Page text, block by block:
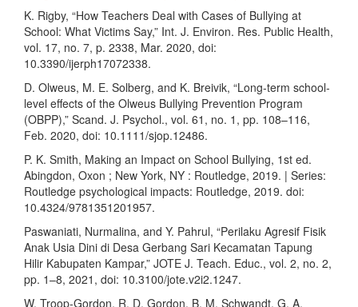
K. Rigby, “How Teachers Deal with Cases of Bullying at
School: What Victims Say,” Int. J. Environ. Res. Public Health,
vol. 17, no. 7, p. 2338, Mar. 2020, doi:
10.3390/ijerph17072338.
D. Olweus, M. E. Solberg, and K. Breivik, “Long‐term school‐
level effects of the Olweus Bullying Prevention Program
(OBPP),” Scand. J. Psychol., vol. 61, no. 1, pp. 108–116,
Feb. 2020, doi: 10.1111/sjop.12486.
P. K. Smith, Making an Impact on School Bullying, 1st ed.
Abingdon, Oxon ; New York, NY : Routledge, 2019. | Series:
Routledge psychological impacts: Routledge, 2019. doi:
10.4324/9781351201957.
Paswaniati, Nurmalina, and Y. Pahrul, “Perilaku Agresif Fisik
Anak Usia Dini di Desa Gerbang Sari Kecamatan Tapung
Hilir Kabupaten Kampar,” JOTE J. Teach. Educ., vol. 2, no. 2,
pp. 1–8, 2021, doi: 10.3100/jote.v2i2.1247.
W. Troop-Gordon, R. D. Gordon, B. M. Schwandt, G. A.